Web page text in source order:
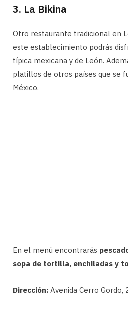
3. La Bikina
Otro restaurante tradicional en
este establecimiento podrás
típica mexicana y de León.
platillos de otros países que se
México.
En el menú encontrarás
sopa de tortilla, enchiladas y
Dirección: Avenida Cerro Gordo,